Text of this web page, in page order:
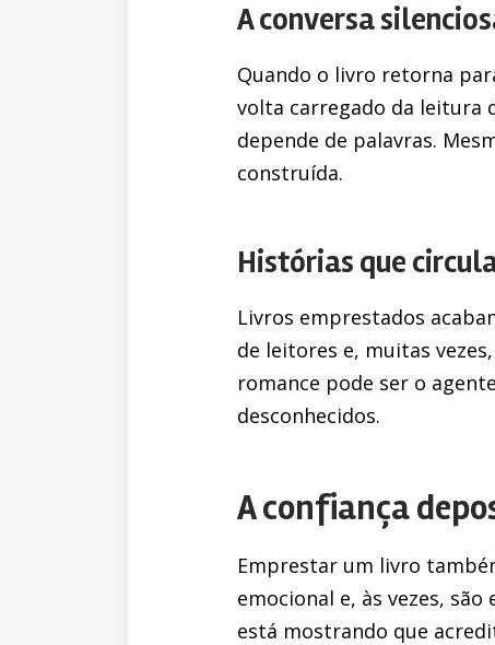
A conversa
Quando o livro retorna
volta carregado da leitura
depende de palavras.
construída.
Histórias que
Livros emprestados
de leitores e, muitas
romance pode ser o
desconhecidos.
A confiança
Emprestar um livro
emocional e, às vezes,
está mostrando que